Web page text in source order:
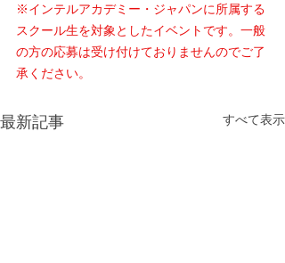
※インテルアカデミー・ジャパンに所属する
スクール生を対象としたイベントです。一般
の方の応募は受け付けておりませんのでご了
承ください。
最新記事 すべて表示